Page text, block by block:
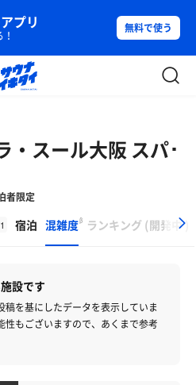
プリ 無料で使う
・スール大阪 スパ･
者限定
宿泊 混雑度β ランキング (開発中)
設です
を基にしたデータを表示していま
性もございますので、あくまで参考